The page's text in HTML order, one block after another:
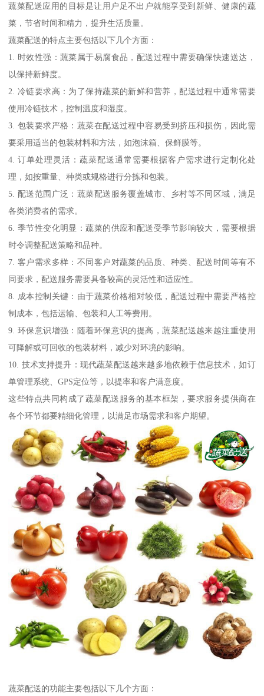
蔬菜配送应用的目标是让用户足不出户就能享受到新鲜、健康的蔬
菜，节省时间和精力，提升生活质量。
蔬菜配送的特点主要包括以下几个方面：
1. 时效性强：蔬菜属于易腐食品，配送过程中需要确保快速送达，
以保持新鲜度。
2. 冷链要求高：为了保持蔬菜的新鲜和营养，配送过程中通常需要
使用冷链技术，控制温度和湿度。
3. 包装要求严格：蔬菜在配送过程中容易受到挤压和损伤，因此需
要采用适当的包装材料和方法，如泡沫箱、保鲜膜等。
4. 订单处理灵活：蔬菜配送通常需要根据客户需求进行定制化处
理，如按重量、种类或规格进行分拣和包装。
5. 配送范围广泛：蔬菜配送服务覆盖城市、乡村等不同区域，满足
各类消费者的需求。
6. 季节性变化明显：蔬菜的供应和配送受季节影响较大，需要根据
时令调整配送策略和品种。
7. 客户需求多样：不同客户对蔬菜的品质、种类、配送时间等有不
同要求，配送服务需要具备较高的灵活性和适应性。
8. 成本控制关键：由于蔬菜价格相对较低，配送过程中需要严格控
制成本，包括运输、包装和人工等费用。
9. 环保意识增强：随着环保意识的提高，蔬菜配送越来越注重使用
可降解或可回收的包装材料，减少对环境的影响。
10. 技术支持提升：现代蔬菜配送越来越多地依赖于信息技术，如订
单管理系统、GPS定位等，以提率和客户满意度。
这些特点共同构成了蔬菜配送服务的基本框架，要求服务提供商在
各个环节都要精细化管理，以满足市场需求和客户期望。
蔬菜配送的功能主要包括以下几个方面：